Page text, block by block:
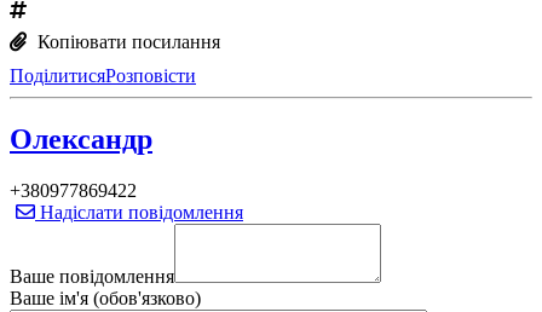
Копіювати посилання
ПоділитисяРозповісти
Олександр
+380977869422
Надіслати повідомлення
Ваше повідомлення
Ваше ім'я (обов'язково)